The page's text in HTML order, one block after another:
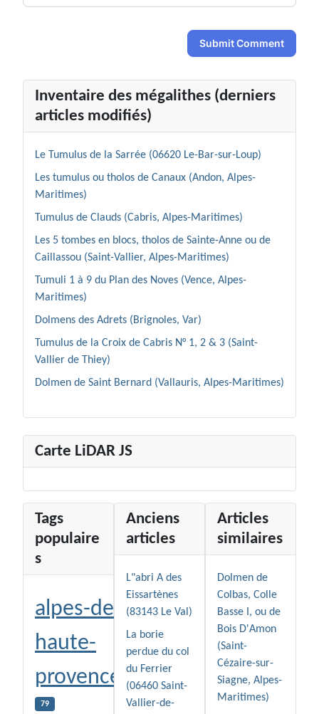
Submit Comment
Inventaire des mégalithes (derniers
articles modifiés)
Le Tumulus de la Sarrée (06620 Le-Bar-sur-Loup)
Les tumulus ou tholos de Canaux (Andon, Alpes-
Maritimes)
Tumulus de Clauds (Cabris, Alpes-Maritimes)
Les 5 tombes en blocs, tholos de Sainte-Anne ou de
Caillassou (Saint-Vallier, Alpes-Maritimes)
Tumuli 1 à 9 du Plan des Noves (Vence, Alpes-
Maritimes)
Dolmens des Adrets (Brignoles, Var)
Tumulus de la Croix de Cabris N° 1, 2 & 3 (Saint-
Vallier de Thiey)
Dolmen de Saint Bernard (Vallauris, Alpes-Maritimes)
Carte LiDAR JS
Tags
populaire
s
alpes-de-
haute-
provence
79
Anciens
articles
L"abri A des
Eissartènes
(83143 Le Val)
La borie
perdue du col
du Ferrier
(06460 Saint-
Vallier-de-
Articles
similaires
Dolmen de
Colbas, Colle
Basse I, ou de
Bois D'Amon
(Saint-
Cézaire-sur-
Siagne, Alpes-
Maritimes)